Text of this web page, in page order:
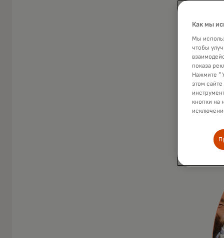
Как мы
Мы
чтобы
показа
Нажмите
этом
кнопки на